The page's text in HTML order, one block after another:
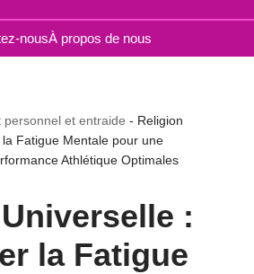
nousÀ propos de nous
personnel et entraide - Religion
Fatigue Mentale pour une
Athlétique Optimales
:
la Fatigue